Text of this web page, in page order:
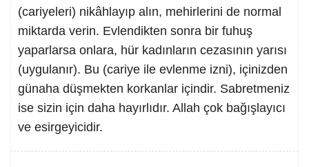
(cariyeleri) nikâhlayıp alın, mehirlerini de normal
miktarda verin. Evlendikten sonra bir fuhuş
yaparlarsa onlara, hür kadınların cezasının yarısı
(uygulanır). Bu (cariye ile evlenme izni), içinizden
günaha düşmekten korkanlar içindir. Sabretmeniz
ise sizin için daha hayırlıdır. Allah çok bağışlayıcı
ve esirgeyicidir.